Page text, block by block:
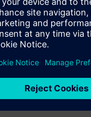
felügyeleti
indítással történő
képet kínál a
vagy a buszaktivitást